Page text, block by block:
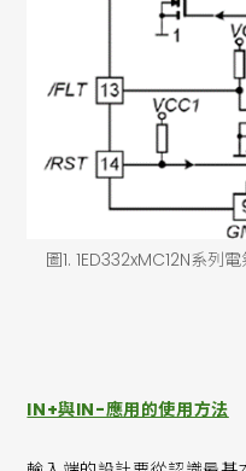
圖1. 1ED332xMC12N系列
IN+與IN-應用的使用方法